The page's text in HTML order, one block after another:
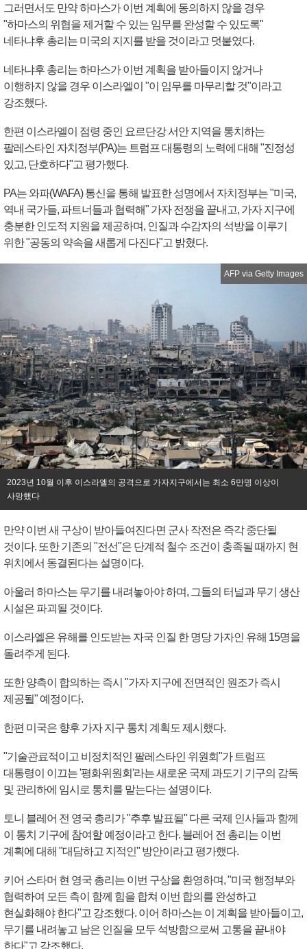
그러면서도 만약 하마스가 이번 계획에 동의하지 않을 경우
"하마스의 위협을 제거할 수 있는 임무를 완성할 수 있도록"
네타냐후 총리는 미국의 지지를 받을 것이라고 덧붙였다.
네타냐후 총리는 하마스가 이번 계획을 받아들이지 않거나
이행하지 않을 경우 이스라엘이 "이 임무를 마무리할 것"이라고
강조했다.
한편 이스라엘이 점령 중인 요르단강 서안 지역을 통치하는
팔레스타인 자치정부(PA)는 트럼프 대통령의 노력에 대해 "진정성
있고, 단호하다"고 평가했다.
PA는 와파(WAFA) 통신을 통해 발표한 성명에서 자치정부는 "미국,
역내 국가들, 파트너들과 협력해" 가자 전쟁을 끝내고, 가자 지구에
충분한 인도적 지원을 제공하며, 인질과 수감자의 석방을 이루기
위한 "공동의 약속을 새롭게 다진다"고 밝혔다.
AFP via Getty Images
2023년 10월 이후 이스라엘의 공격으로 가자지구에서는 최소 6만명 이상이
사망했다
만약 이번 새 구상이 받아들여진다면 군사 작전은 즉각 중단될
것이다. 또한 기존의 "전선"은 단계적 철수 조건이 충족될 때까지 현
위치에서 동결된다는 설명이다.
아울러 하마스는 무기를 내려놓아야 하며, 그들의 터널과 무기 생산
시설은 파괴될 것이다.
이스라엘은 유해를 인도받는 자국 인질 한 명당 가자인 유해 15명을
돌려주게 된다.
또한 양측이 합의하는 즉시 "가자 지구에 전면적인 원조가 즉시
제공될" 예정이다.
한편 미국은 향후 가자 지구 통치 계획도 제시했다.
"기술관료적이고 비정치적인 팔레스타인 위원회"가 트럼프
대통령이 이끄는 '평화위원회'라는 새로운 국제 과도기 기구의 감독
및 관리하에 임시로 통치를 맡는다는 설명이다.
토니 블레어 전 영국 총리가 "추후 발표될" 다른 국제 인사들과 함께
이 통치 기구에 참여할 예정이라고 한다. 블레어 전 총리는 이번
계획에 대해 "대담하고 지적인" 방안이라고 평가했다.
키어 스타머 현 영국 총리는 이번 구상을 환영하며, "미국 행정부와
협력하여 모든 측이 함께 힘을 합쳐 이번 합의를 완성하고
현실화해야 한다"고 강조했다. 이어 하마스는 이 계획을 받아들이고,
무기를 내려놓고 남은 인질을 모두 석방함으로써 고통을 끝내야
한다"고 강조했다.